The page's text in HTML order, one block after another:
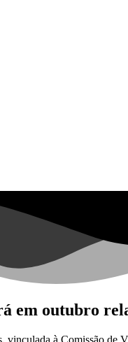
em outubro
vinculada à Comissão